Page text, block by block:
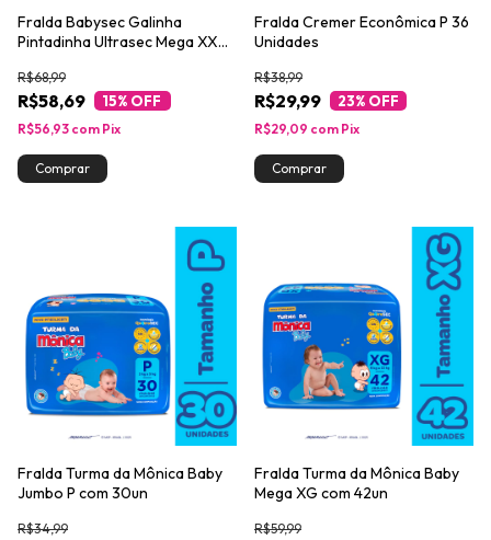
Fralda Babysec Galinha
Pintadinha Ultrasec Mega XXG
R$58,69
R$68,99
15% OFF
R$56,93 com Pix
Fralda Cremer Econômica P 36
Unidades
R$29,99
R$38,99
23% OFF
R$29,09 com Pix
Fralda Turma da Mônica Baby
Jumbo P com 30un
R$34,99
Fralda Turma da Mônica Baby
Mega XG com 42un
R$59,99